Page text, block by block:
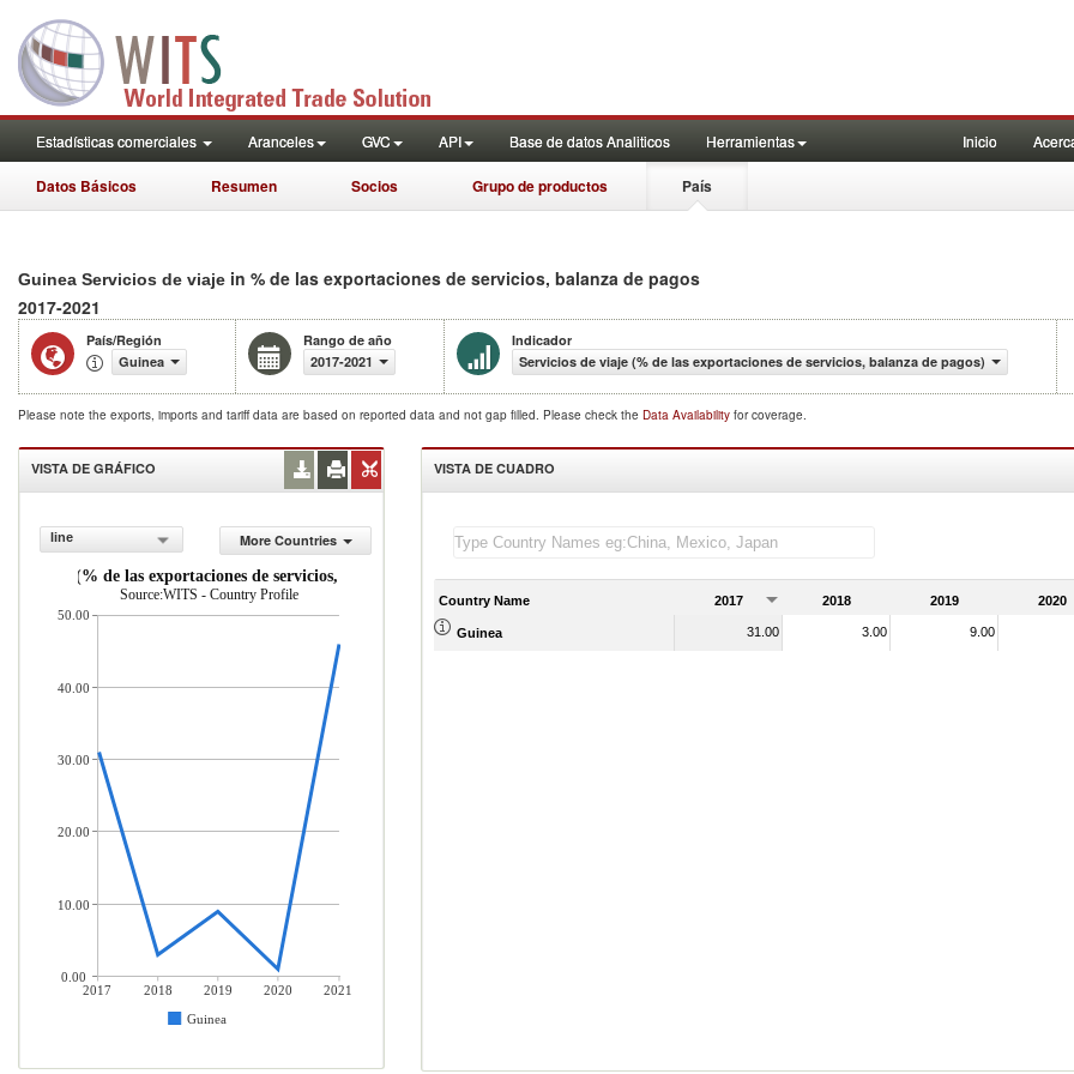
Estadísticas comerciales Aranceles GVC API Base de datos Analiticos Herramientas Inicio
Datos Básicos Resumen Socios Grupo de productos País
Guinea Servicios de viaje in % de las exportaciones de servicios, balanza de pagos
2017-2021
País/Región
Guinea
Rango de año
2017-2021
Indicador
Servicios de viaje (% de las exportaciones de servicios, balanza de pagos)
Please note the exports, imports and tariff data are based on reported data and not gap filled. Please check the Data Availability for coverage.
VISTA DE GRÁFICO
line
More Countries
de viaje (% de las exportaciones de servicios, balanza de pagos)
Source:WITS - Country Profile
2017 2018 2019 2020
2021
Guinea
50.00
40.00
30.00
20.00
10.00
0.00
VISTA DE CUADRO
Country Name 2017 2018 2019 2020
Guinea 31.00 3.00 9.00